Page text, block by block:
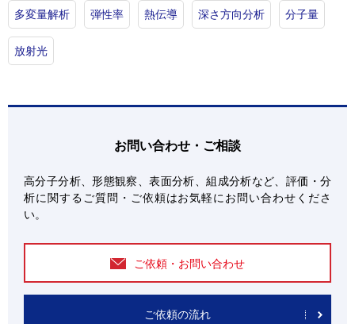
多変量解析 弾性率 熱伝導 深さ方向分析 分子量
放射光
お問い合わせ・ご相談
高分子分析、形態観察、表面分析、組成分析など、評価・分
析に関するご質問・ご依頼はお気軽にお問い合わせくださ
い。
ご依頼・お問い合わせ
ご依頼の流れ